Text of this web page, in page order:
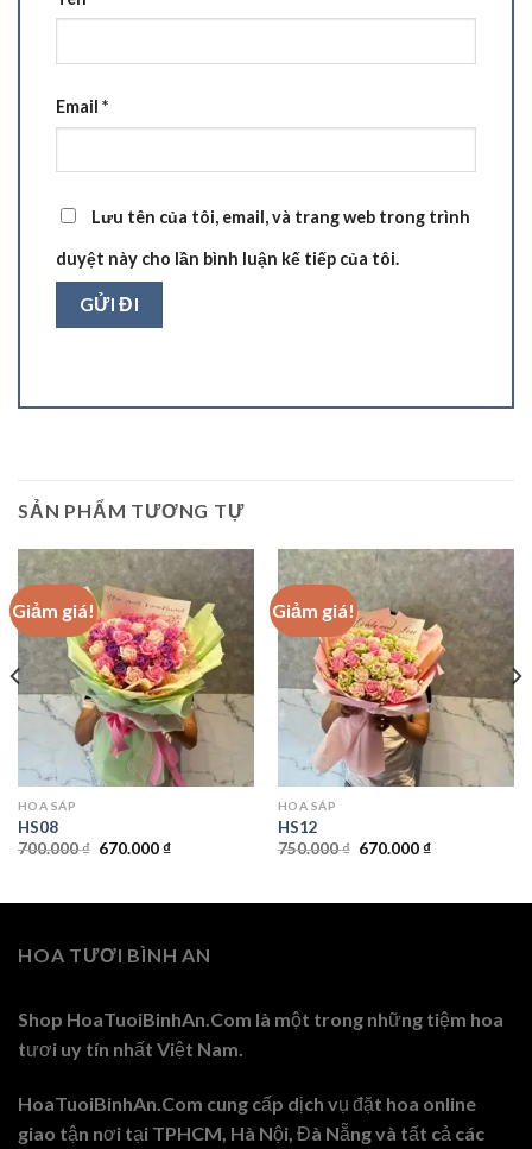
Email *
Lưu tên của tôi, email, và trang web trong trình
duyệt này cho lần bình luận kế tiếp của tôi.
SẢN PHẨM TƯƠNG TỰ
Giảm giá!
HOA SÁP
HS08
700.000₫ Giá
670.000₫Giá
670.000 ₫.
Giảm giá!
HOA SÁP
HS12
750.000₫ Giá
670.000₫Giá
670.000 ₫.
HOA TƯƠI BÌNH AN
Shop HoaTuoiBinhAn.Com là một trong những tiệm hoa
tươi uy tín nhất Việt Nam.
HoaTuoiBinhAn.Com cung cấp dịch vụ đặt hoa online
giao tận nơi tại TPHCM, Hà Nội, Đà Nẵng và tất cả các